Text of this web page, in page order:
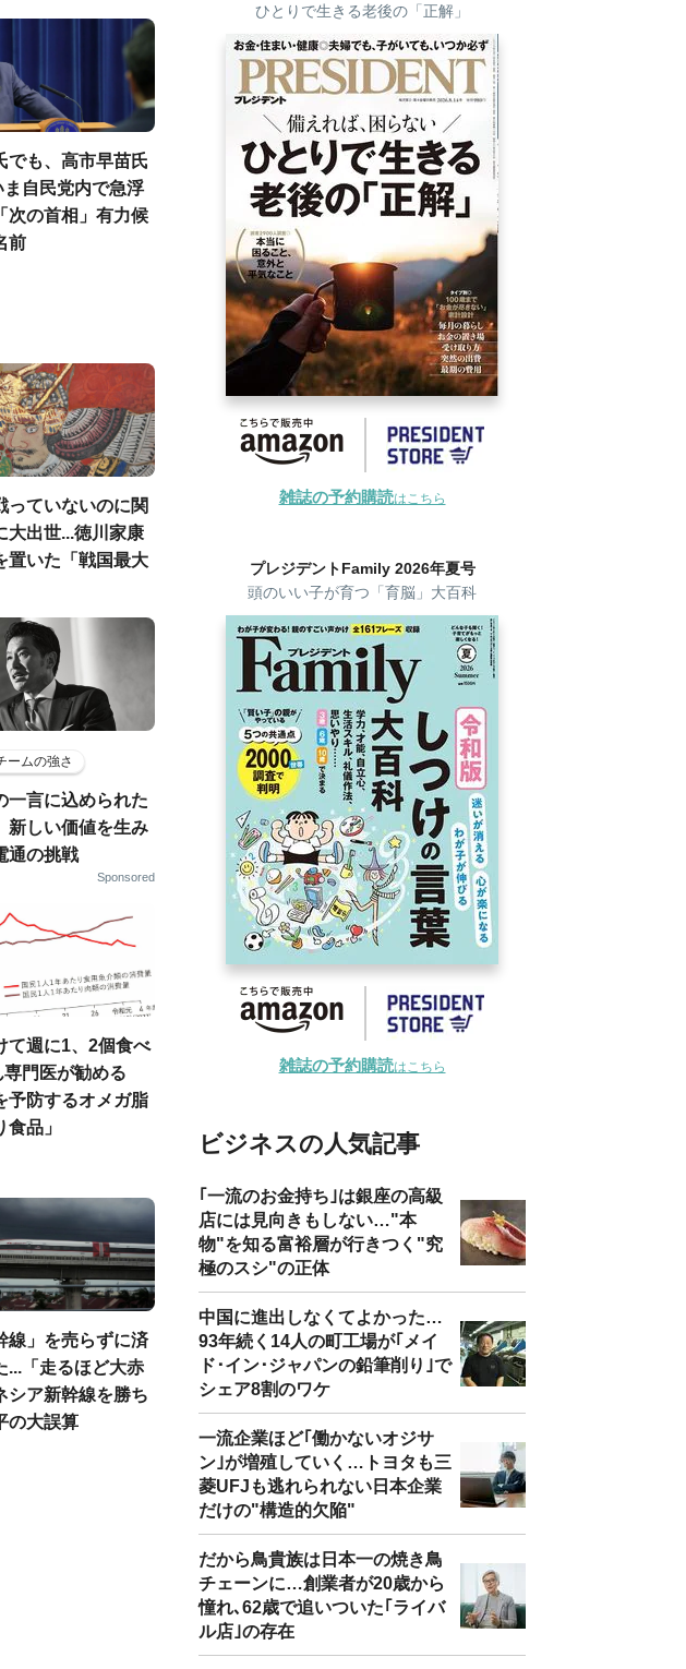
でも、高市早苗氏
ま自民党内で急浮
次の首相」有力候
前
っていないのに関
大出世...徳川家康
置いた「戦国最大
ームの強さ
一言に込められた
新しい価値を生み
通の挑戦
Sponsored
て週に1、2個食べ
専門医が勧める
予防するオメガ脂
品」
線」を売らずに済
...「走るほど大赤
シア新幹線を勝ち
の大誤算
ひとりで生きる老後の「正解」
雑誌の予約購読はこちら
プレジデントFamily 2026年夏号
頭のいい子が育つ「育脳」大百科
雑誌の予約購読はこちら
ビジネスの人気記事
｢一流のお金持ち｣は銀座の高級
店には見向きもしない…"本
物"を知る富裕層が行きつく"究
極のスシ"の正体
中国に進出しなくてよかった…
93年続く14人の町工場が｢メイ
ド･イン･ジャパンの鉛筆削り｣で
シェア8割のワケ
一流企業ほど｢働かないオジサ
ン｣が増殖していく…トヨタも三
菱UFJも逃れられない日本企業
だけの"構造的欠陥"
だから鳥貴族は日本一の焼き鳥
チェーンに…創業者が20歳から
憧れ､62歳で追いついた｢ライバ
ル店｣の存在